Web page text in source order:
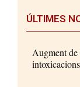
ÚLTIMES
Augment de